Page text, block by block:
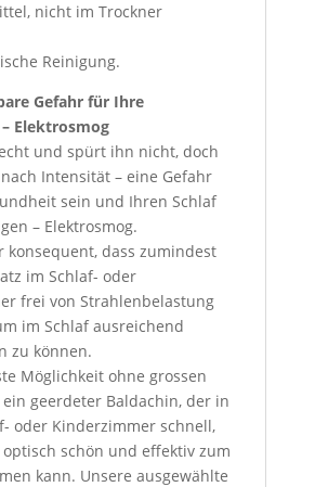
nicht im Trockner
Reinigung.
Gefahr für Ihre
Elektrosmog
und spürt ihn nicht, doch
Intensität – eine Gefahr
sein und Ihren Schlaf
– Elektrosmog.
konsequent, dass zumindest
im Schlaf- oder
frei von Strahlenbelastung
im Schlaf ausreichend
zu können.
Möglichkeit ohne grossen
geerdeter Baldachin, der in
oder Kinderzimmer schnell,
schön und effektiv zum
kann. Unsere ausgewählte